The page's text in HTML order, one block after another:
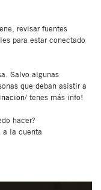
revisar fuentes
para estar conectado
Salvo algunas
que deban asistir a
/ tenes más info!
hacer?
la cuenta